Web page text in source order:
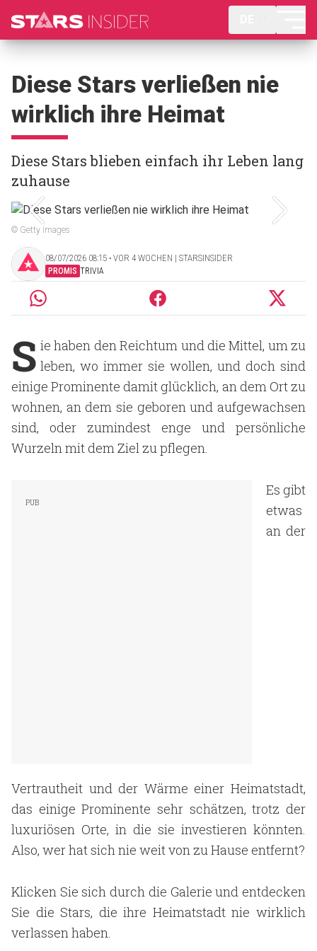
Diese Stars verließen nie
wirklich ihre Heimat
Diese Stars blieben einfach ihr Leben lang
zuhause
© Getty Images
08/07/2026 08:15 ‧ VOR 4 WOCHEN | STARSINSIDER
PROMIS TRIVIA
S ie haben den Reichtum und die Mittel, um zu
leben, wo immer sie wollen, und doch sind
einige Prominente damit glücklich, an dem Ort zu
wohnen, an dem sie geboren und aufgewachsen
sind, oder zumindest enge und persönliche
Wurzeln mit dem Ziel zu pflegen.
Es gibt
etwas
an der
Vertrautheit und der Wärme einer Heimatstadt,
das einige Prominente sehr schätzen, trotz der
luxuriösen Orte, in die sie investieren könnten.
Also, wer hat sich nie weit von zu Hause entfernt?
Klicken Sie sich durch die Galerie und entdecken
Sie die Stars, die ihre Heimatstadt nie wirklich
verlassen haben.